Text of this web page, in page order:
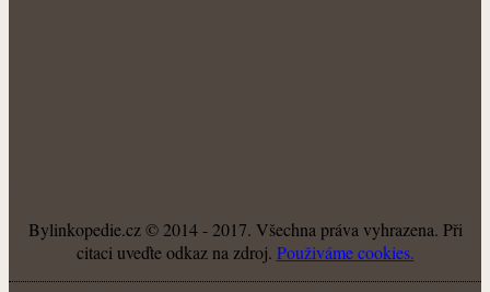
Bylinkopedie.cz © 2014 - 2017. Všechna práva vyhrazena. Při
citaci uveďte odkaz na zdroj. Použiváme cookies.